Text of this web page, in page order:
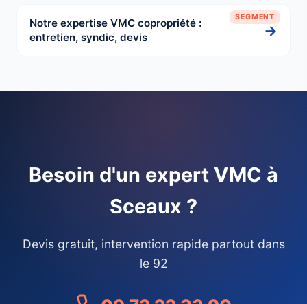
SEGMENT
Notre expertise VMC copropriété :
entretien, syndic, devis
→
Besoin d'un expert VMC à
Sceaux ?
Devis gratuit, intervention rapide partout dans
le 92